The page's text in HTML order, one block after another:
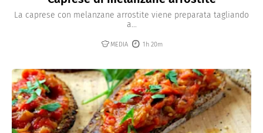
La caprese con melanzane arrostite viene preparata tagliando
a...
MEDIA 1h 20m